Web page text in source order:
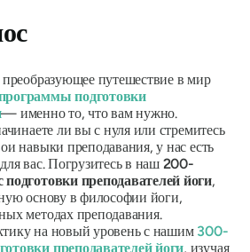
преобразующее путешествие в мир
подготовки
— именно то, что вам нужно.
ли вы с нуля или стремитесь
навыки преподавания, у нас есть
вас. Погрузитесь в наш 200-
преподавателей йоги,
основу в философии йоги,
методах преподавания.
на новый уровень с нашим 300-
преподавателей йоги, изучая